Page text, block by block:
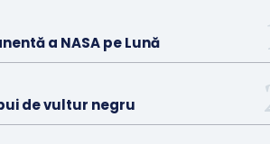
a NASA pe Lună
de vultur negru